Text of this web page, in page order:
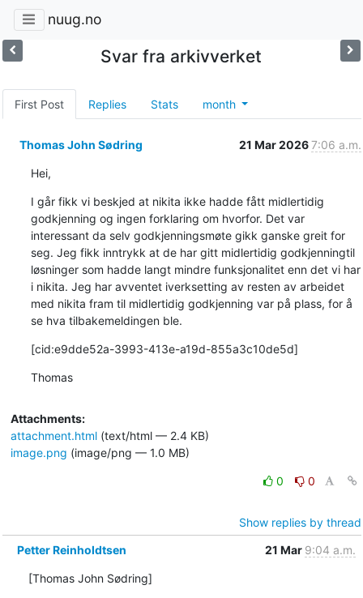
nuug.no
Svar fra arkivverket
First Post Replies Stats month
Thomas John Sødring 21 Mar 20267:06 a.m.
Hei,
I går fikk vi beskjed at nikita ikke hadde fått midlertidig
godkjenning og ingen forklaring om hvorfor. Det var
interessant da selv godkjenningsmøte gikk ganske greit for
seg. Jeg fikk inntrykk at de har gitt midlertidig godkjenningtil
løsninger som hadde langt mindre funksjonalitet enn det vi har
i nikita. Jeg har avventet iverksetting av resten av arbeidet
med nikita fram til midlertidig godkjenning var på plass, for å
se hva tilbakemeldingen ble.
[cid:e9dde52a-3993-413e-a19d-855a3c10de5d]
Thomas
Attachments:
attachment.html(text/html — 2.4 KB)
image.png (image/png — 1.0 MB)
0 0
Show replies by thread
Petter Reinholdtsen
21 Mar 9:04 a.m.
[Thomas John Sødring]